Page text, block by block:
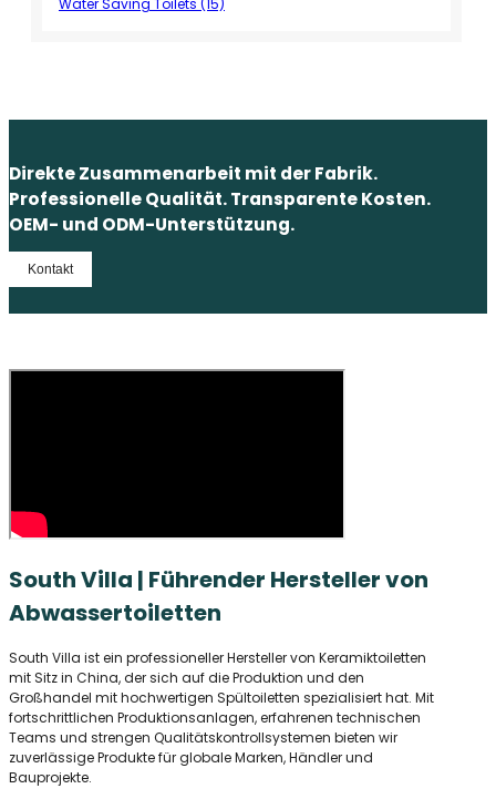
Direkte Zusammenarbeit mit der Fabrik.
Professionelle Qualität. Transparente Kosten.
OEM- und ODM-Unterstützung.
Kontakt
South Villa | Führender Hersteller von
Abwassertoiletten
South Villa ist ein professioneller Hersteller von Keramiktoiletten
mit Sitz in China, der sich auf die Produktion und den
Großhandel mit hochwertigen Spültoiletten spezialisiert hat. Mit
fortschrittlichen Produktionsanlagen, erfahrenen technischen
Teams und strengen Qualitätskontrollsystemen bieten wir
zuverlässige Produkte für globale Marken, Händler und
Bauprojekte.